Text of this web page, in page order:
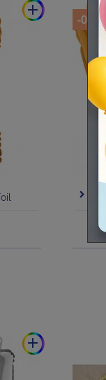
add
-0,20
add